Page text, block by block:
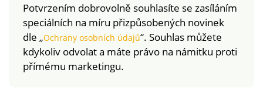
Potvrzením dobrovolně souhlasíte se zasíláním
speciálních na míru přizpůsobených novinek
dle „Ochrany osobních údajů“. Souhlas můžete
kdykoliv odvolat a máte právo na námitku proti
přímému marketingu.